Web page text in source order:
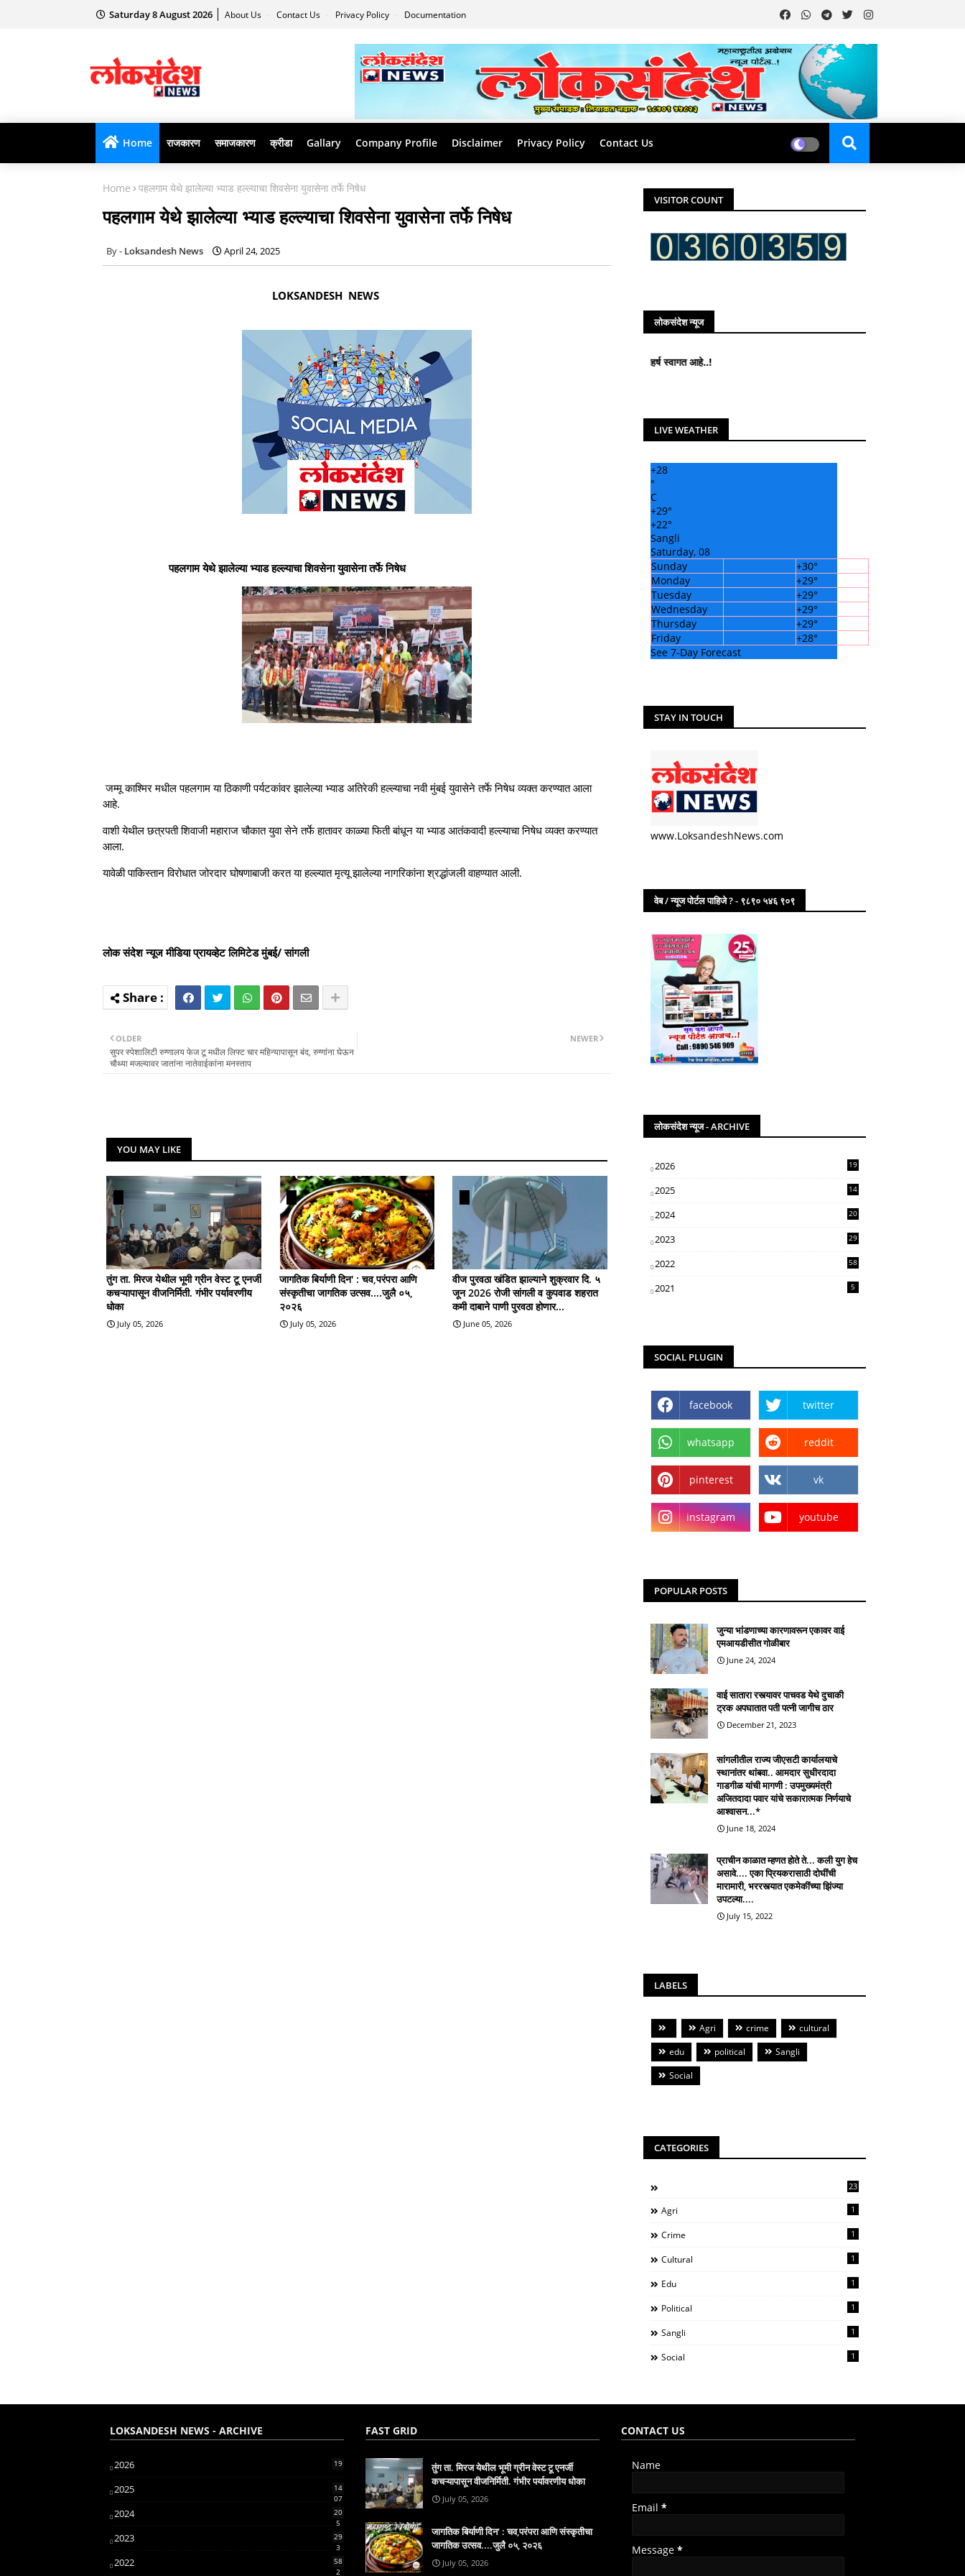
Saturday 8 August 2026 About Us Contact Us Privacy Policy Documentation
Home राजकारण समाजकारण क्रीडा Gallary Company Profile Disclaimer Privacy Policy Contact Us
Home पहलगाम येथे झालेल्या भ्याड हल्ल्याचा शिवसेना युवासेना तर्फे निषेध
पहलगाम येथे झालेल्या भ्याड हल्ल्याचा शिवसेना युवासेना तर्फे निषेध
Loksandesh News April 24, 2025
LOKSANDESH NEWS
पहलगाम येथे झालेल्या भ्याड हल्ल्याचा शिवसेना युवासेना तर्फे निषेध
जम्मू काश्मिर मधील पहलगाम या ठिकाणी पर्यटकांवर झालेल्या भ्याड अतिरेकी हल्ल्याचा नवी मुंबई युवासेने तर्फे निषेध व्यक्त करण्यात आला
आहे.
वाशी येथील छत्रपती शिवाजी महाराज चौकात युवा सेने तर्फे हातावर काळ्या फिती बांधून या भ्याड आतंकवादी हल्ल्याचा निषेध व्यक्त करण्यात
आला.
यावेळी पाकिस्तान विरोधात जोरदार घोषणाबाजी करत या हल्ल्यात मृत्यू झालेल्या नागरिकांना श्रद्धांजली वाहण्यात आली.
लोक संदेश न्यूज मीडिया प्रायव्हेट लिमिटेड मुंबई/ सांगली
NEWER
OLDER
सुपर स्पेशालिटी रुग्णालय फेज टू मधील लिफ्ट चार महिन्यापासून बंद, रुग्णांना घेऊन
चौथ्या मजल्यावर जातांना नातेवाईकांना मनस्ताप
YOU MAY LIKE
तुंग ता. मिरज येथील भूमी ग्रीन वेस्ट टू एनर्जी
कचऱ्यापासून वीजनिर्मिती. गंभीर पर्यावरणीय
धोका
July 05, 2026
जागतिक बिर्याणी दिन' : चव,परंपरा आणि
संस्कृतीचा जागतिक उत्सव....जुलै ०५,
२०२६
July 05, 2026
वीज पुरवठा खंडित झाल्याने शुक्रवार दि. ५
जून 2026 रोजी सांगली व कुपवाड शहरात
कमी दाबाने पाणी पुरवठा होणार...
June 05, 2026
VISITOR COUNT
लोकसंदेश न्यूज
लोकसंदेश न्यूज मध्ये आपले सहर्ष स्वागत आहे..!
LIVE WEATHER
+28
°
C
+29°
+22°
Sangli
Saturday, 08
Sunday
+30° +
Monday
+29° +
Tuesday
+29° +
Wednesday
+29° +
Thursday
+29° +
Friday
+28° +
See 7-Day Forecast
STAY IN TOUCH
www.LoksandeshNews.com
वेब / न्यूज पोर्टल पाहिजे ? - ९८९० ५४६ ९०९
लोकसंदेश न्यूज - ARCHIVE
2026 19
2025
14
2024
20
2023
29
2022
58
2021 5
SOCIAL PLUGIN
facebook twitter
whatsapp reddit
pinterest vk
instagram youtube
POPULAR POSTS
जुन्या भांडणाच्या कारणावरून एकावर वाई
एमआयडीसीत गोळीबार
June 24, 2024
वाई सातारा रस्त्यावर पाचवड येथे दुचाकी
ट्रक अपघातात पती पत्नी जागीच ठार
December 21, 2023
सांगलीतील राज्य जीएसटी कार्यालयाचे
स्थानांतर थांबवा.. आमदार सुधीरदादा
गाडगीळ यांची मागणी : उपमुख्यमंत्री
अजितदादा पवार यांचे सकारात्मक निर्णयाचे
आश्वासन...*
June 18, 2024
प्राचीन काळात म्हणत होते ते... कली युग हेच
असावे.... एका प्रियकरासाठी दोघींची
मारामारी, भररस्त्यात एकमेकींच्या झिंज्या
उपटल्या....
July 15, 2022
LABELS
Agri crime
cultural
edu
political
Sangli
Social
CATEGORIES
23
Agri 1
Crime 1
Cultural 1
Edu 1
Political 1
Sangli 1
Social 1
LOKSANDESH NEWS - ARCHIVE
2026 19
2025
14
07
2024
20
5
2023
29
3
2022
58
2
FAST GRID
तुंग ता. मिरज येथील भूमी ग्रीन वेस्ट टू एनर्जी
कचऱ्यापासून वीजनिर्मिती. गंभीर पर्यावरणीय धोका
July 05, 2026
जागतिक बिर्याणी दिन' : चव,परंपरा आणि संस्कृतीचा
जागतिक उत्सव....जुलै ०५, २०२६
July 05, 2026
CONTACT US
Name
Email *
Message *